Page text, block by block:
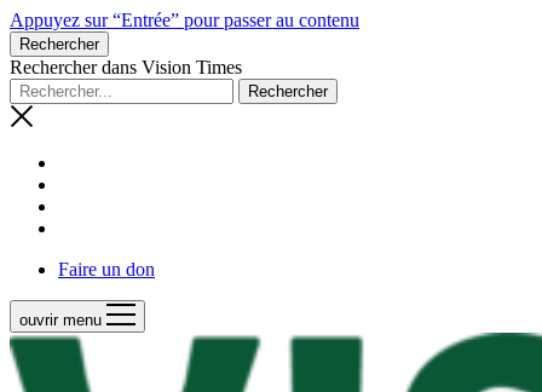
Appuyez sur “Entrée” pour passer au contenu
Rechercher
Rechercher dans Vision Times
Faire un don
ouvrir menu